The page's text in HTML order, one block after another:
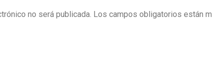
no será publicada. Los campos obligatorios están